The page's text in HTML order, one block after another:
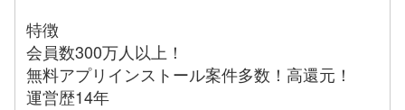
特徴
会員数300万人以上！
無料アプリインストール案件多数！高還元！
運営歴14年